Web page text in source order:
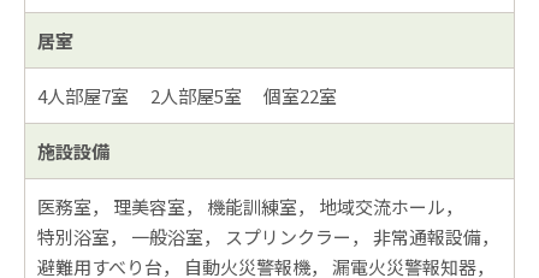
居室
4人部屋7室 2人部屋5室 個室22室
施設設備
医務室 理美容室 機能訓練室
地域交流ホール
特別浴室
一般浴室 スプリンクラー
非常通報設備
避難用すべり台
自動火災警報機
漏電火災警報知器